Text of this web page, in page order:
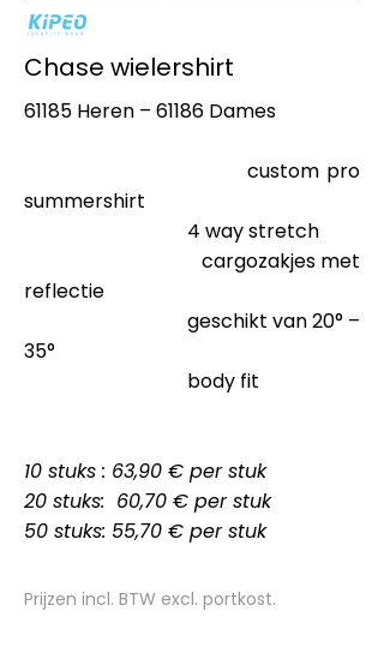
Chase wielershirt
61185 Heren – 61186 Dames
custom pro
summershirt
4 way stretch
cargozakjes met
reflectie
geschikt van 20° –
35°
body fit
10 stuks : 63,90 € per stuk
20 stuks: 60,70 € per stuk
50 stuks: 55,70 € per stuk
Prijzen incl. BTW excl. portkost.